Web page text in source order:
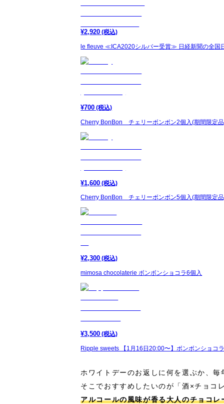
¥2,920 (税込)
le fleuve ≪ICA2020シルバー受賞≫ 日経新聞の全国
¥700 (税込)
Cherry BonBon チェリーボンボン2個入(期間限定
¥1,600 (税込)
Cherry BonBon チェリーボンボン5個入(期間限定
¥2,300 (税込)
mimosa chocolaterie ボンボンショコラ6個入
¥3,500 (税込)
Ripple sweets 【1月16日20:00〜】ボンボンショコ
ホワイトデーのお返しに何を選ぶか、
そこでおすすめしたいのが「酒×チョコ
アルコールの風味が香る大人のチョコレ